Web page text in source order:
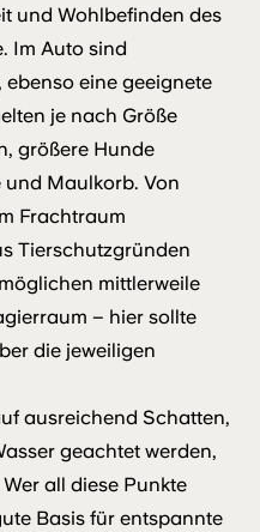
und Wohlbefinden des
Im Auto sind
eine geeignete
je nach Größe
größere Hunde
und Maulkorb. Von
Frachtraum
Tierschutzgründen
mittlerweile
– hier sollte
die jeweiligen
ausreichend Schatten,
geachtet werden,
all diese Punkte
Basis für entspannte